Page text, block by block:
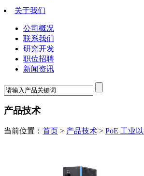
关于我们
公司概况
联系我们
研究开发
职位招聘
新闻资讯
产品技术
当前位置： 首页 > 产品技术 > PoE 工业